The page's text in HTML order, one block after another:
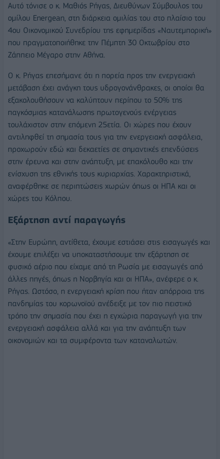
Αυτό τόνισε ο κ. Μαθιός Ρήγας, Διευθύνων Σύμβουλος του
ομίλου Energean, στη διάρκεια ομιλίας του στο πλαίσιο του
4ου Οικονομικού Συνεδρίου της εφημερίδας «Ναυτεμπορική»
που πραγματοποιήθηκε την Πέμπτη 30 Οκτωβρίου στο
Ζάππειο Μέγαρο στην Αθήνα.
Ο κ. Ρήγας επεσήμανε ότι η πορεία προς την ενεργειακή
μετάβαση έχει ανάγκη τους υδρογονάνθρακες, οι οποίοι θα
εξακολουθήσουν να καλύπτουν περίπου το 50% της
παγκόσμιας κατανάλωσης πρωτογενούς ενέργειας
τουλάχιστον στην επόμενη 25ετία. Οι χώρες που έχουν
αντιληφθεί τη σημασία τους για την ενεργειακή ασφάλεια,
προχωρούν εδώ και δεκαετίες σε σημαντικές επενδύσεις
στην έρευνα και στην ανάπτυξη, με επακόλουθο και την
ενίσχυση της εθνικής τους κυριαρχίας. Χαρακτηριστικά,
αναφέρθηκε σε περιπτώσεις χωρών όπως οι ΗΠΑ και οι
χώρες του Κόλπου.
Εξάρτηση αντί παραγωγής
«Στην Ευρώπη, αντίθετα, έχουμε εστιάσει στις εισαγωγές και
έχουμε επιλέξει να υποκαταστήσουμε την εξάρτηση σε
φυσικό αέριο που είχαμε από τη Ρωσία με εισαγωγές από
άλλες πηγές, όπως η Νορβηγία και οι ΗΠΑ», ανέφερε ο κ.
Ρήγας. Ωστόσο, η ενεργειακή κρίση που ήταν απόρροια της
πανδημίας του κορωνοϊού ανέδειξε με τον πιο πειστικό
τρόπο την σημασία που έχει η εγχώρια παραγωγή για την
ενεργειακή ασφάλεια αλλά και για την ανάπτυξη των
οικονομιών και τα συμφέροντα των καταναλωτών.